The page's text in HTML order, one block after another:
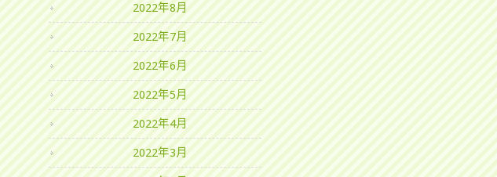
2022年8月
2022年7月
2022年6月
2022年5月
2022年4月
2022年3月